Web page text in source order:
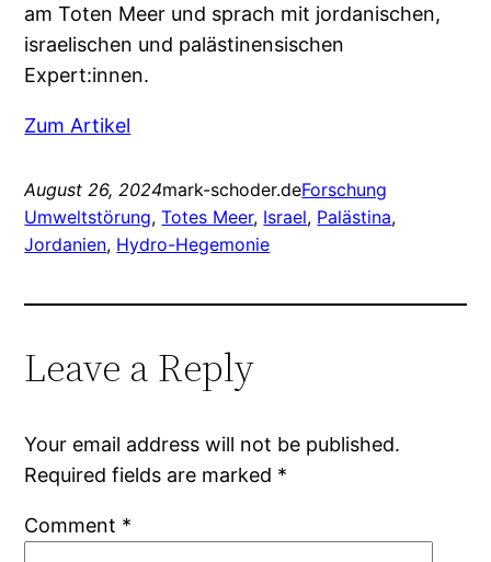
am Toten Meer und sprach mit jordanischen,
israelischen und palästinensischen
Expert:innen.
Zum Artikel
August 26, 2024mark-schoder.deForschung
Umweltstörung, Totes Meer, Israel, Palästina
Jordanien, Hydro-Hegemonie
Leave a Reply
Your email address will not be published.
Required fields are marked *
Comment *